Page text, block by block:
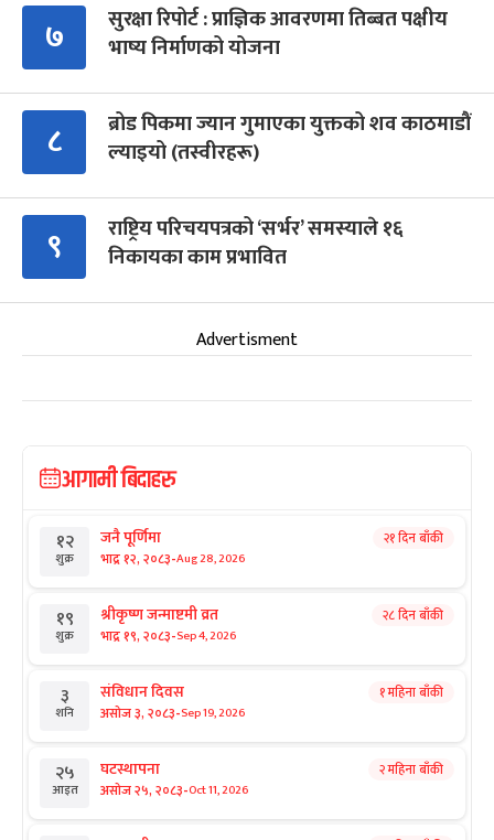
७
सुरक्षा रिपोर्ट : प्राज्ञिक आवरणमा तिब्बत पक्षीय
भाष्य निर्माणको योजना
८
ब्रोड पिकमा ज्यान गुमाएका युक्तको शव काठमाडौं
ल्याइयो (तस्वीरहरू)
९
राष्ट्रिय परिचयपत्रको ‘सर्भर’ समस्याले १६
निकायका काम प्रभावित
Advertisment
आगामी बिदाहरु
१२
शुक्र
जनै पूर्णिमा
भाद्र १२, २०८३-Aug 28, 2026
२१ दिन बाँकी
१९
शुक्र
श्रीकृष्ण जन्माष्टमी व्रत
भाद्र १९, २०८३-Sep 4, 2026
२८ दिन बाँकी
३
शनि
संविधान दिवस
असोज ३, २०८३-Sep 19, 2026
१ महिना बाँकी
२५
आइत
घटस्थापना
असोज २५, २०८३-Oct 11, 2026
२ महिना बाँकी